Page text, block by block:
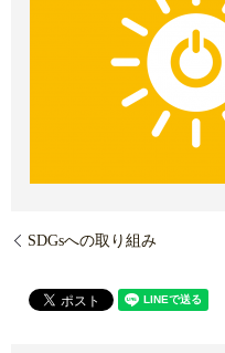
SDGsへの取り組み